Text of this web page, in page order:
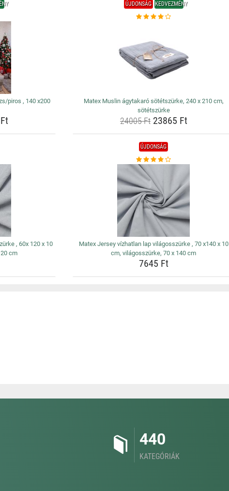
piros , 140 x200
ÚJDONSÁG KEDVEZMÉNY
Matex Muslin ágytakaró sötétszürke, 240 x 210 cm,
sötétszürke
24005 Ft23865 Ft
, 60x 120 x 10
cm
ÚJDONSÁG
Matex Jersey vízhatlan lap világosszürke , 70 x140 x 10
cm, világosszürke, 70 x 140 cm
7645 Ft
440
KATEGÓRIÁK